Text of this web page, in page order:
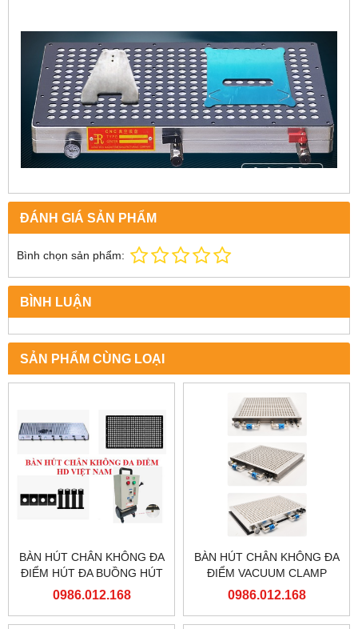
ĐÁNH GIÁ SẢN PHẨM
Bình chọn sản phẩm:
BÌNH LUẬN
SẢN PHẨM CÙNG LOẠI
BÀN HÚT CHÂN KHÔNG ĐA
ĐIỂM HÚT ĐA BUỒNG HÚT
CHIA NHIỀU KHOẢNG HÚT
0986.012.168
BÀN HÚT CHÂN KHÔNG ĐA
ĐIỂM VACUUM CLAMP
0986.012.168